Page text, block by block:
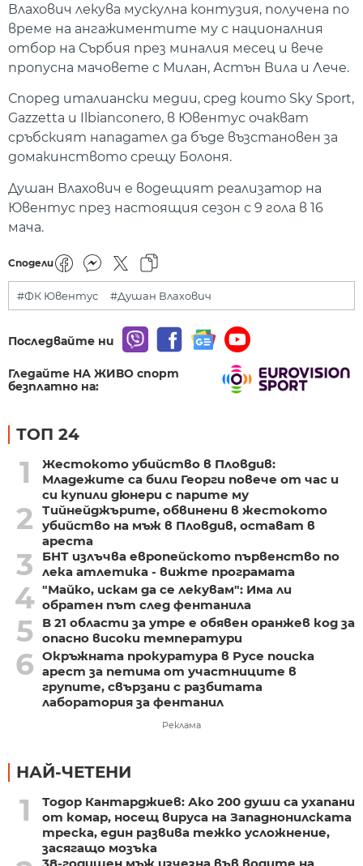
Влахович лекува мускулна контузия, получена по
време на ангажиментите му с националния
отбор на Сърбия през миналия месец и вече
пропусна мачовете с Милан, Астън Вила и Лече.
Според италиански медии, сред които Sky Sport,
Gazzetta и Ilbianconero, в Ювентус очакват
сръбският нападател да бъде възстановен за
домакинството срещу Болоня.
Душан Влахович е водещият реализатор на
Ювентус през настоящия сезон с 9 гола в 16
мача.
Сподели
#ФК Ювентус #Душан Влахович
Последвайте ни
Гледайте НА ЖИВО спорт
безплатно на:
ТОП 24
1
Жестокото убийство в Пловдив:
Младежите са били Георги повече от час и
си купили дюнери с парите му
2
Тийнейджърите, обвинени в жестокото
убийство на мъж в Пловдив, остават в
ареста
3
БНТ излъчва европейското първенство по
лека атлетика - вижте програмата
4 "Майко, искам да се лекувам": Има ли
обратен път след фентанила
5
В 21 области за утре е обявен оранжев код за
опасно високи температури
6 Окръжната прокуратура в Русе поиска
арест за петима от участниците в
групите, свързани с разбитата
лаборатория за фентанил
Реклама
НАЙ-ЧЕТЕНИ
1
Тодор Кантарджиев: Ако 200 души са ухапани
от комар, носещ вируса на Западнонилската
треска, един развива тежко усложнение,
засягащо мозъка
38-годишен мъж изчезна във водите на